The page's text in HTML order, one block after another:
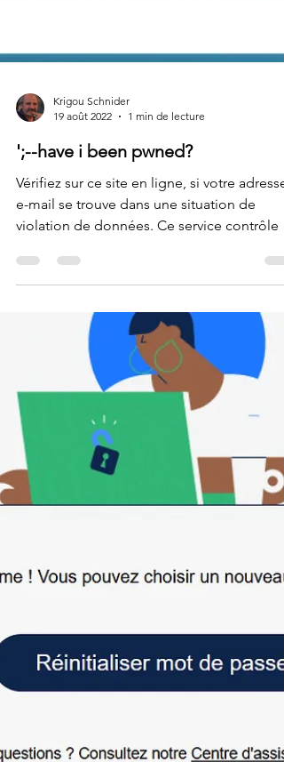
19 août 2022
1 min de lecture
';--have i been pwned?
Vérifiez sur ce site en ligne, si votre adresse
e-mail se trouve dans une situation de
violation de données. Ce service contrôle si
votre...